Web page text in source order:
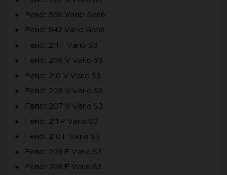
Fendt 930 Vario Gen6
Fendt 942 Vario Gen6
Fendt 211 F Vario S3
Fendt 209 V Vario S3
Fendt 210 V Vario S3
Fendt 208 V Vario S3
Fendt 207 V Vario S3
Fendt 211 P Vario S3
Fendt 210 F Vario S3
Fendt 209 F Vario S3
Fendt 208 F Vario S3